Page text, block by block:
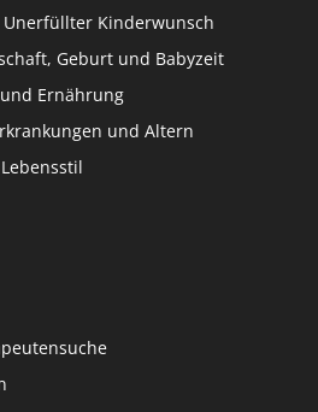
Kinderwunsch
Geburt und Babyzeit
Ernährung
und Altern